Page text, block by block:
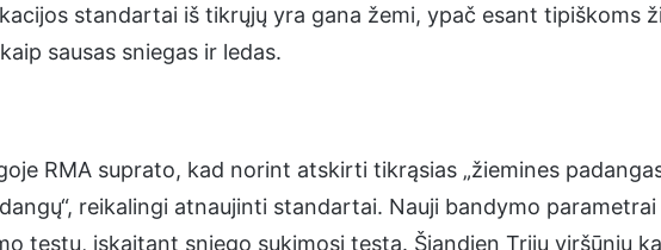
standartai iš tikrųjų yra gana žemi, ypač esant tipiškoms
sausas sniegas ir ledas.
RMA suprato, kad norint atskirti tikrąsias „žiemines
reikalingi atnaujinti standartai. Nauji bandymo parametrai
testų, įskaitant sniego sukimosi testą. Šiandien Trijų viršūnių